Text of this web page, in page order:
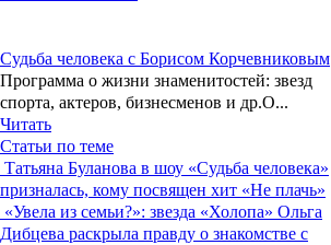
Судьба человека с Борисом Корчевниковым
Программа о жизни знаменитостей: звезд
спорта, актеров, бизнесменов и др.О...
Читать
Статьи по теме
Татьяна Буланова в шоу «Судьба человека»
призналась, кому посвящен хит «Не плачь»
«Увела из семьи?»: звезда «Холопа» Ольга
Дибцева раскрыла правду о знакомстве с